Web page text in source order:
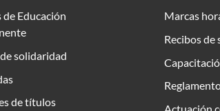
de Educación
solidaridad
de títulos
Marcas
Recibos de